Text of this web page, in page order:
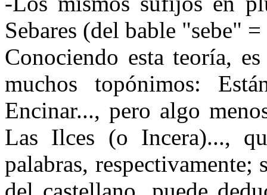
Sebares (del bable "sebe"
Conociendo esta teoría,
muchos topónimos:
Encinar..., pero algo
Las Ilces (o Incera)...,
palabras,